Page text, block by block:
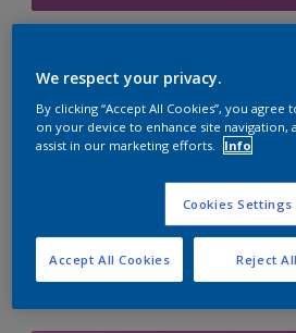
er hard aan om de voorraad aan te
We respect your privacy.
By clicking “Accept All Cookies”, you
on your device to enhance site navigation,
assist in our marketing efforts.
Info
Cookies Settings
Reject All
Accept All Cookies